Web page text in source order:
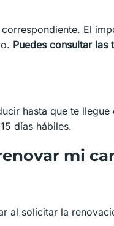
El
Puedes consultar
hasta que te
días hábiles.
mi
al solicitar la